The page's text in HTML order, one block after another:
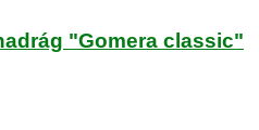
"Gomera classic"